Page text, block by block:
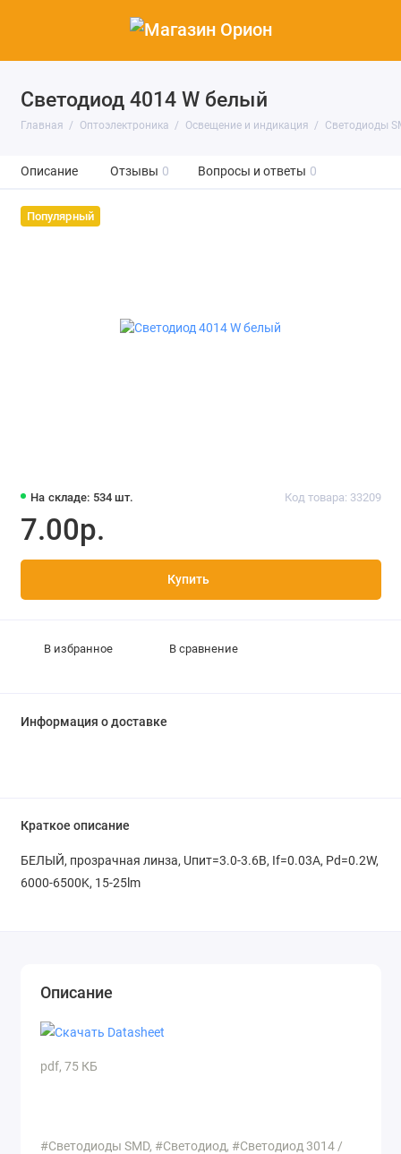
Светодиод 4014 W белый
Главная Оптоэлектроника Освещение и индикация Светодиоды
Описание Отзывы 0 Вопросы и ответы 0
Популярный
На складе: 534 шт. Код товара: 33209
7.00р.
Купить
В избранное В сравнение
Информация о доставке
Краткое описание
БЕЛЫЙ, прозрачная линза, Uпит=3.0-3.6В, If=0.03A, Pd=0.2W,
6000-6500K, 15-25lm
Описание
pdf, 75 КБ
#Светодиоды SMD, #Светодиод, #Светодиод 3014 /